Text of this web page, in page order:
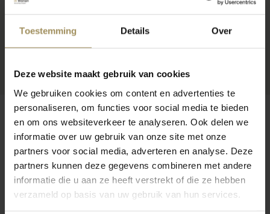
Toestemming Details Over
Deze website maakt gebruik van cookies
We gebruiken cookies om content en advertenties te
personaliseren, om functies voor social media te bieden
en om ons websiteverkeer te analyseren. Ook delen we
informatie over uw gebruik van onze site met onze
partners voor social media, adverteren en analyse. Deze
partners kunnen deze gegevens combineren met andere
informatie die u aan ze heeft verstrekt of die ze hebben
verzameld op basis van uw gebruik van hun services.
Op zoek naar meer inspiratie?